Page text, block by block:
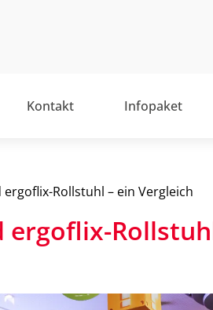
Kontakt Infopaket
Rollstuhl – ein Vergleich